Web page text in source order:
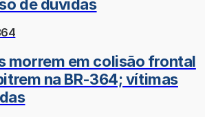
de dúvidas
morrem em colisão frontal
na BR-364; vítimas